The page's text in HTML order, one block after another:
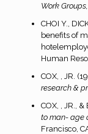
Work Groups,
CHOI Y.,
benefits of
Human
COX, , JR.
research &
COX, , JR., &
to man- age
Francisco,